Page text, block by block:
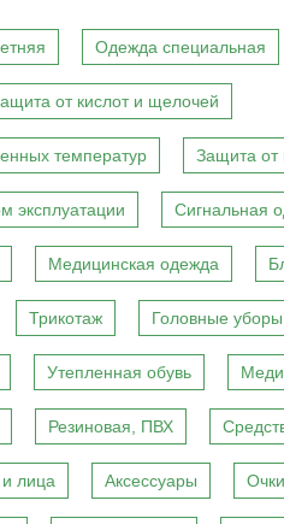
Одежда специальная
от кислот и щелочей
температур Защита от
эксплуатации Сигнальная
Медицинская одежда
Трикотаж Головные уборы
Утепленная обувь
Резиновая, ПВХ
лица Аксессуары